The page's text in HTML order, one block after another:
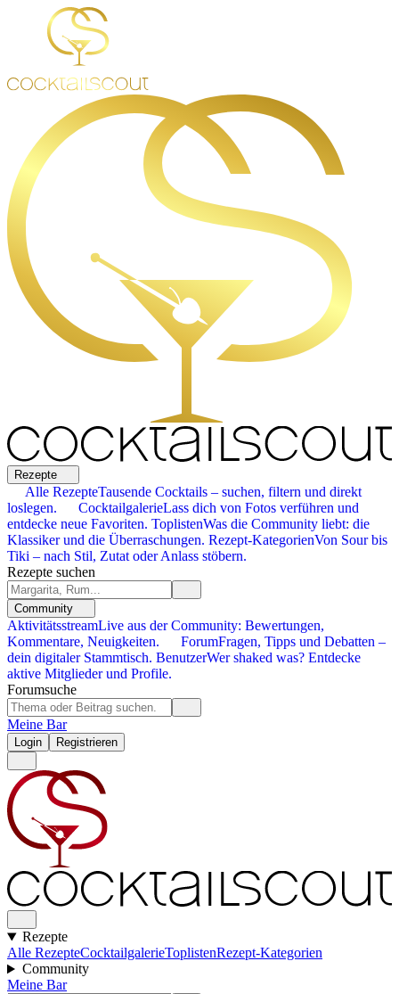
Rezepte
Alle RezepteTausende Cocktails – suchen, filtern und direkt
loslegen.
CocktailgalerieLass dich von Fotos verführen und
entdecke neue Favoriten. ToplistenWas die Community liebt: die
Klassiker und die Überraschungen. Rezept-KategorienVon Sour bis
Tiki – nach Stil, Zutat oder Anlass stöbern.
Rezepte suchen
Community
AktivitätsstreamLive aus der Community: Bewertungen,
Kommentare, Neuigkeiten.
ForumFragen, Tipps und Debatten –
dein digitaler Stammtisch. BenutzerWer shaked was? Entdecke
aktive Mitglieder und Profile.
Forumsuche
Meine Bar
Login Registrieren
Rezepte
Alle RezepteCocktailgalerieToplistenRezept-Kategorien
Community
Meine Bar